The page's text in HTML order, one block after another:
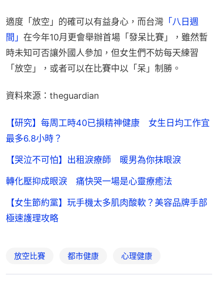
適度「放空」的確可以有益身心，而台灣 「八日週
間」 在今年10月更會舉辦首場「發呆比賽」，雖然暫
時未知可否讓外國人參加，但女生們不妨每天練習
「放空」，或者可以在比賽中以「呆」制勝。
資料來源：theguardian
【研究】每周工時40已損精神健康 女生日均工作宜
最多6.8小時？
【哭泣不可怕】出租淚療師 暖男為你抹眼淚
轉化壓抑成眼淚 痛快哭一場是心靈療癒法
【女生節約黨】玩手機太多肌肉酸軟？美容品牌手部
極速護理攻略
放空比賽 都市健康 心理健康